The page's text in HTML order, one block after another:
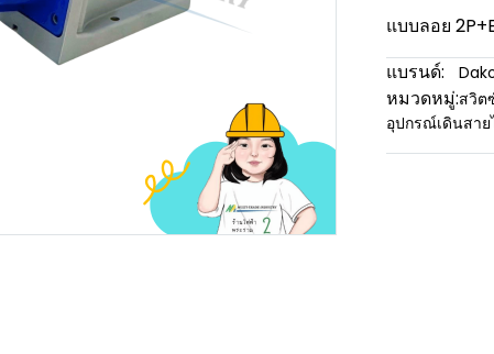
แบบลอย
แบรนด์:
หมวดหมู่:สวิต
อุปกรณ์เดินสา